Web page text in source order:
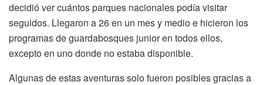
decidió ver cuántos parques nacionales podía visitar
seguidos. Llegaron a 26 en un mes y medio e hicieron los
programas de guardabosques junior en todos ellos,
excepto en uno donde no estaba disponible.
Algunas de estas aventuras solo fueron posibles gracias a